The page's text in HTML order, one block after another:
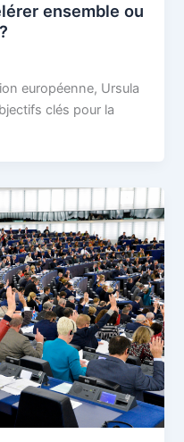
ensemble ou
européenne, Ursula
clés pour la